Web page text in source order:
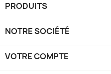
PRODUITS
NOTRE SOCIÉTÉ
VOTRE COMPTE